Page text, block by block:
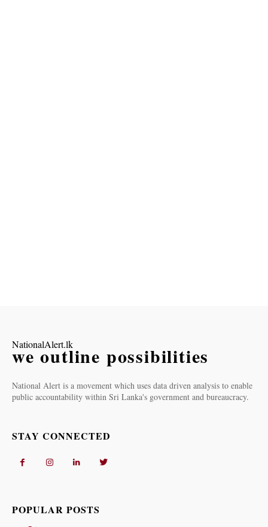
NationalAlert.lk
we outline possibilities
National Alert is a movement which uses data driven analysis to enable
public accountability within Sri Lanka's government and bureaucracy.
STAY CONNECTED
POPULAR POSTS